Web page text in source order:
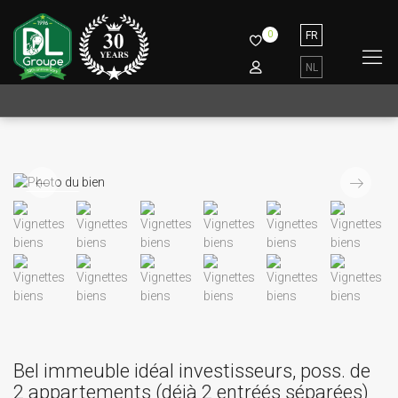
0 FR
NL
Précédent Suivant
Bel immeuble idéal investisseurs, poss. de
2 appartements (déjà 2 entréés séparées)